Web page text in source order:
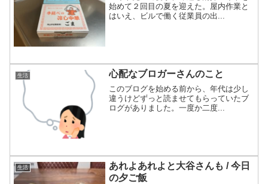
始めて２回目の夏を迎えた。屋内作業と
はいえ、ビルで働く従業員の出...
生活 心配なブロガーさんのこと
このブログを始める前から、年代は少し
違うけどずっと読ませてもらっていたブ
ログがありました。一度か二度...
生活
あれよあれよと大谷さんも / 今日
の夕ご飯